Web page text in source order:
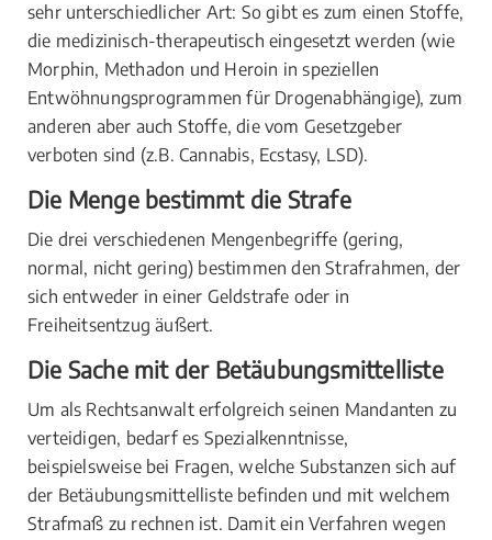
sehr unterschiedlicher Art: So gibt es zum einen Stoffe,
die medizinisch-therapeutisch eingesetzt werden (wie
Morphin, Methadon und Heroin in speziellen
Entwöhnungsprogrammen für Drogenabhängige), zum
anderen aber auch Stoffe, die vom Gesetzgeber
verboten sind (z.B. Cannabis, Ecstasy, LSD).
Die Menge bestimmt die Strafe
Die drei verschiedenen Mengenbegriffe (gering,
normal, nicht gering) bestimmen den Strafrahmen, der
sich entweder in einer Geldstrafe oder in
Freiheitsentzug äußert.
Die Sache mit der Betäubungsmittelliste
Um als Rechtsanwalt erfolgreich seinen Mandanten zu
verteidigen, bedarf es Spezialkenntnisse,
beispielsweise bei Fragen, welche Substanzen sich auf
der Betäubungsmittelliste befinden und mit welchem
Strafmaß zu rechnen ist. Damit ein Verfahren wegen